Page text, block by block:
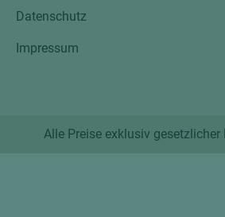
Datenschutz
Impressum
Alle Preise exklusiv gesetzlicher